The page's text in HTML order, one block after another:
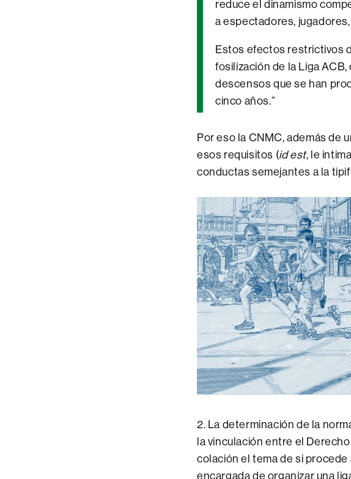
reduce el dinamismo
a espectadores,
Estos efectos restrictivos
fosilización de la Liga
descensos que se han
cinco años.”
Por eso la CNMC, además de
esos requisitos (id est, le
conductas semejantes a la
2. La determinación de la
la vinculación entre el
colación el tema de si
encargada de organizar una